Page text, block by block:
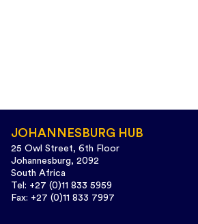
JOHANNESBURG HUB
25 Owl Street, 6th Floor
Johannesburg, 2092
South Africa
Tel: +27 (0)11 833 5959
Fax: +27 (0)11 833 7997